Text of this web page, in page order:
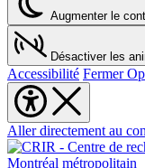
Augmenter le
Désactiver les
Accessibilité Fermer
Aller directement au